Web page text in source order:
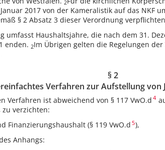
2
2017 von der Kameralistik auf das NKF
§ 2 Absatz 3 dieser Verordnung
umfasst Haushaltsjahre, die nach dem 31.
enden. 2Im Übrigen gelten die Regelungen
§ 2
Verfahren zur Aufstellung von
Verfahren ist abweichend von § 117 VwO.d 4
zu verzichten:
Finanzierungshaushalt (§ 119 VwO.d 5),
Anhangs: